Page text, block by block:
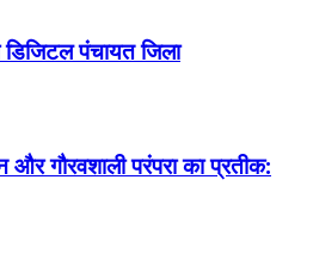
पंचायत जिला
और गौरवशाली परंपरा का प्रतीक: